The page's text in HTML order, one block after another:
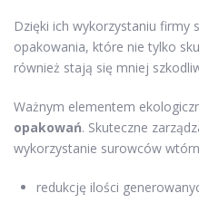
Dzięki ich wykorzystaniu firmy
opakowania, które nie tylko
również stają się mniej
Ważnym elementem
opakowań. Skuteczne
wykorzystanie surowców
redukcję ilości